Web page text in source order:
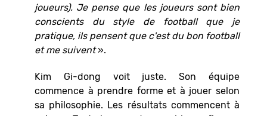
joueurs). Je pense que les joueurs sont bien
conscients du style de football que je
pratique, ils pensent que c'est du bon football
et me suivent».
Kim Gi-dong voit juste. Son équipe
commence à prendre forme et à jouer selon
sa philosophie. Les résultats commencent à